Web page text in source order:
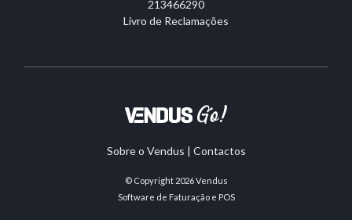
213466290
Livro de Reclamações
Sobre o Vendus | Contactos
© Copyright 2026Vendus
Software de Faturação e POS